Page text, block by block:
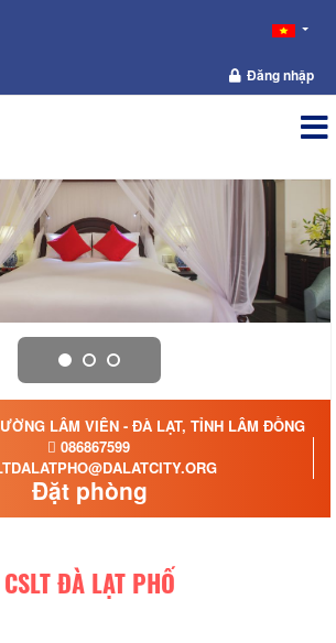
Đăng nhập
LÂM VIÊN - ĐÀ LẠT, TỈNH LÂM ĐỒNG
086867599
Đặt phòng
CSLT ĐÀ LẠT PHỐ